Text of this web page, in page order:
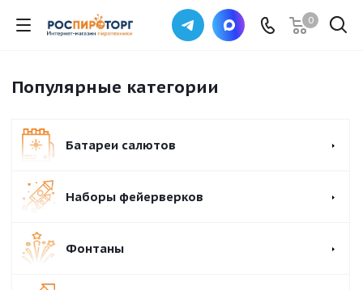
0
Популярные категории
Батареи салютов
Наборы фейерверков
Фонтаны